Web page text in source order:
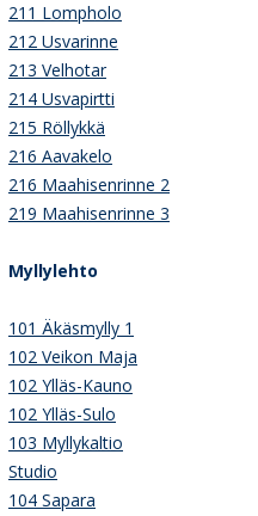
211 Lompholo
212 Usvarinne
213 Velhotar
214 Usvapirtti
215 Röllykkä
216 Aavakelo
216 Maahisenrinne 2
219 Maahisenrinne 3
Myllylehto
101 Äkäsmylly 1
102 Veikon Maja
102 Ylläs-Kauno
102 Ylläs-Sulo
103 Myllykaltio
Studio
104 Sapara